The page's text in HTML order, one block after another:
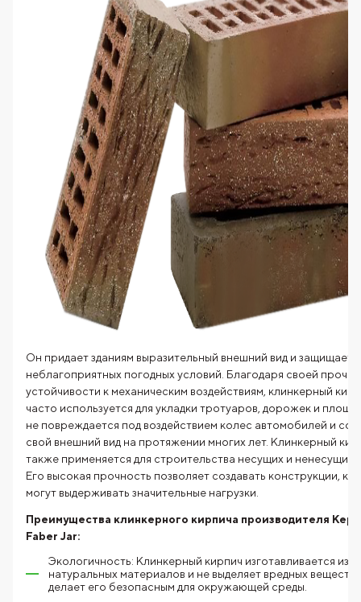
Он придает зданиям выразительный внешний вид и защищает
неблагоприятных погодных условий. Благодаря своей
устойчивости к механическим воздействиям, клинкерный
часто используется для укладки тротуаров, дорожек и
не повреждается под воздействием колес автомобилей и
свой внешний вид на протяжении многих лет. Клинкерный
также применяется для строительства несущих и ненесущих
Его высокая прочность позволяет создавать конструкции,
могут выдерживать значительные нагрузки.
Преимущества клинкерного кирпича производителя
Faber Jar:
Экологичность: Клинкерный кирпич изготавливается из
натуральных материалов и не выделяет вредных веществ,
делает его безопасным для окружающей среды.